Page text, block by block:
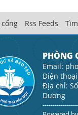
Rss Feeds
PHÒNG
Email:
Điện
Địa chỉ:
Dương